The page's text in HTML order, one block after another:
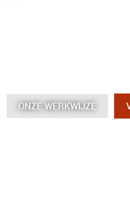
ONZE WERKWIJZE
ONZE WERKWIJZE
ONZE WERKWIJZE
ONZE WERKWIJZE